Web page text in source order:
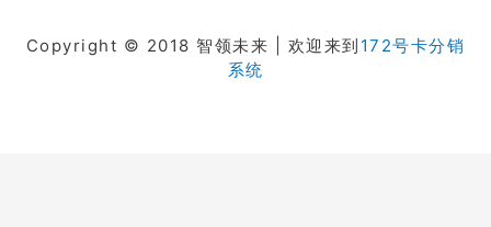
Copyright © 2018 智领未来 | 欢迎来到 172号卡分销
系统